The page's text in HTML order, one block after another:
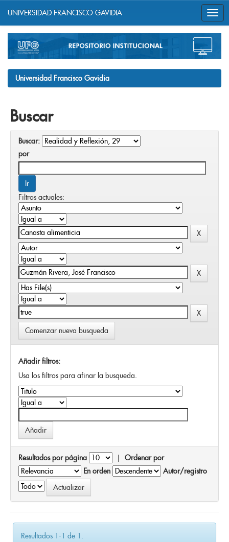
navigation
UNIVERSIDAD FRANCISCO GAVIDIA
Universidad Francisco Gavidia
Buscar
Buscar:
por
Filtros actuales:
Comenzar nueva busqueda
Añadir filtros:
Usa los filtros para afinar la busqueda.
Resultados por página | Ordenar por
En orden
Autor/registro
Resultados 1-1 de 1.